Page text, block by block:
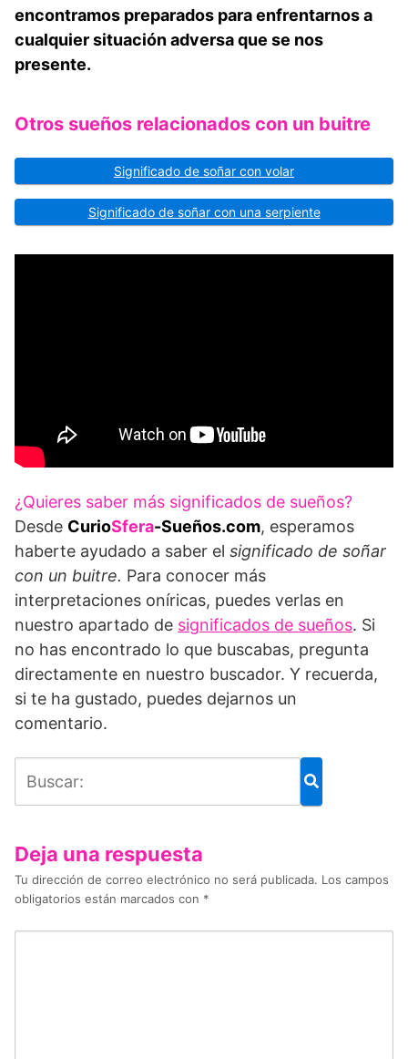
encontramos preparados para enfrentarnos a
cualquier situación adversa que se nos
presente.
Otros sueños relacionados con un buitre
Significado de soñar con volar
Significado de soñar con una serpiente
¿Quieres saber más significados de sueños?
Desde CurioSfera-Sueños.com, esperamos
haberte ayudado a saber el significado de soñar
con un buitre. Para conocer más
interpretaciones oníricas, puedes verlas en
nuestro apartado de significados de sueños. Si
no has encontrado lo que buscabas, pregunta
directamente en nuestro buscador. Y recuerda,
si te ha gustado, puedes dejarnos un
comentario.
Deja una respuesta
Tu dirección de correo electrónico no será publicada. Los campos
obligatorios están marcados con *